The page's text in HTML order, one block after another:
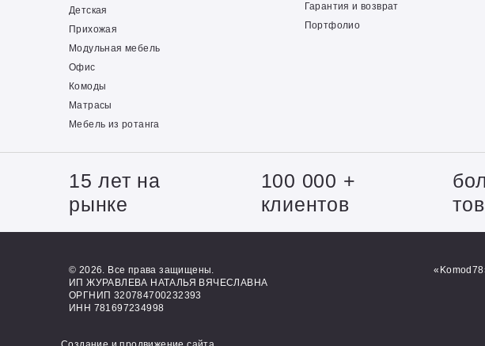
Детская
Прихожая
Модульная мебель
Офис
Комоды
Матрасы
Мебель из ротанга
Гарантия и возврат
Портфолио
15 лет на
рынке
100 000 +
клиентов
© 2026. Все права защищены.
ИП ЖУРАВЛЕВА НАТАЛЬЯ ВЯЧЕСЛАВНА
ОРГНИП 320784700232393
ИНН 781697234998